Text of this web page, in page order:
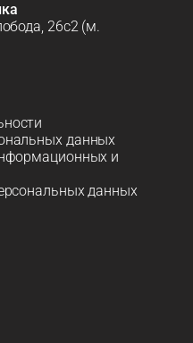
26с2 (м.
данных
и
данных